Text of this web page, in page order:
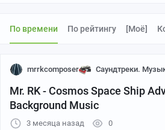
По времени По рейтингу [моё]
mrrkcomposer Саундтреки.
Mr. RK - Cosmos Space Ship
Background Music
3 месяца назад 0